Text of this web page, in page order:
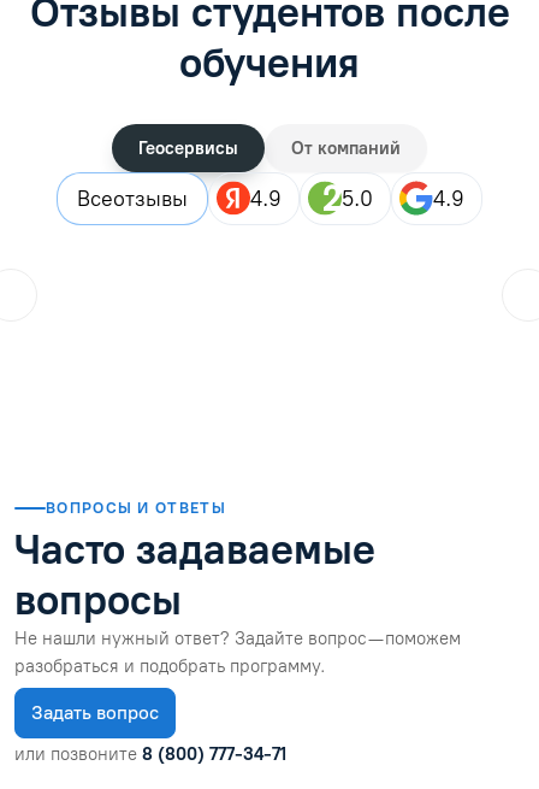
Отзывы студентов после
обучения
Геосервисы От компаний
Всеотзывы 4.9 5.0 4.9
ВОПРОСЫ И ОТВЕТЫ
Часто задаваемые
вопросы
Не нашли нужный ответ? Задайте вопрос — поможем
разобраться и подобрать программу.
Задать вопрос
или позвоните 8 (800) 777-34-71